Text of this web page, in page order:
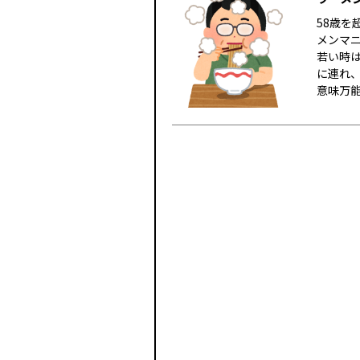
58歳を
メンマ
若い時
に連れ
意味万